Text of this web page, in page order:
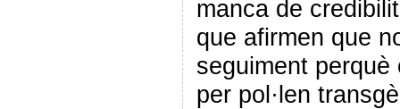
manca de
que afirmen que
seguiment
per pol·len